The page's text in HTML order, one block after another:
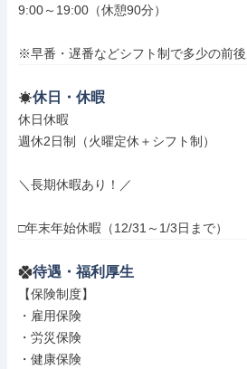
9:00～19:00（休憩90分）
※早番・遅番などシフト制で多少の前後
休日・休暇
休日休暇
週休2日制（火曜定休＋シフト制）
＼長期休暇あり！／
□年末年始休暇（12/31～1/3日まで）
待遇・福利厚生
【保険制度】
・雇用保険
・労災保険
・健康保険